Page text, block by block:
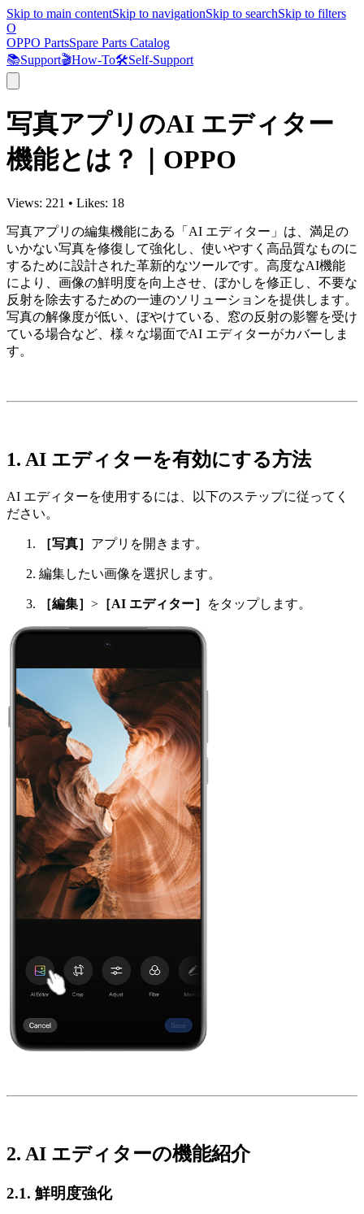
Skip to main contentSkip to navigationSkip to searchSkip to filters
O
OPPO PartsSpare Parts Catalog
📚Support🎬How-To🛠️Self-Support
写真アプリのAI エディター
機能とは？｜OPPO
Views: 221 • Likes: 18
写真アプリの編集機能にある「AI エディター」は、満足の
いかない写真を修復して強化し、使いやすく高品質なものに
するために設計された革新的なツールです。高度なAI機能
により、画像の鮮明度を向上させ、ぼかしを修正し、不要な
反射を除去するための一連のソリューションを提供します。
写真の解像度が低い、ぼやけている、窓の反射の影響を受け
ている場合など、様々な場面でAI エディターがカバーしま
す。
1. AI エディターを有効にする方法
AI エディターを使用するには、以下のステップに従ってく
ださい。
［写真］ アプリを開きます。
編集したい画像を選択します。
［編集］ > ［AI エディター］ をタップします。
2. AI エディターの機能紹介
2.1. 鮮明度強化